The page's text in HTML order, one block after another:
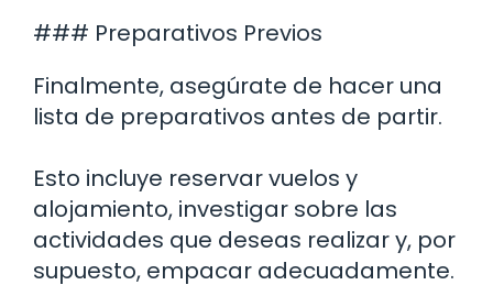
### Preparativos Previos
Finalmente, asegúrate de hacer una
lista de preparativos antes de partir.
Esto incluye reservar vuelos y
alojamiento, investigar sobre las
actividades que deseas realizar y, por
supuesto, empacar adecuadamente.